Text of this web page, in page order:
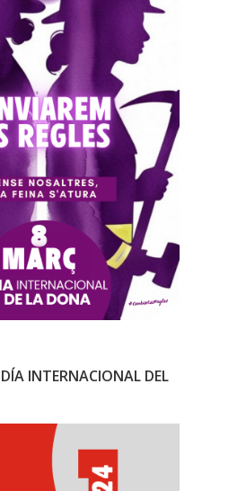
INTERNACIONAL DEL